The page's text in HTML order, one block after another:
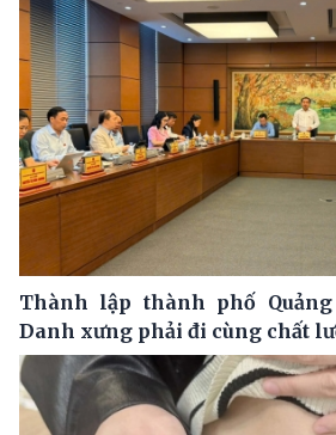
Thành lập thành phố
Danh xưng phải đi cùng chất